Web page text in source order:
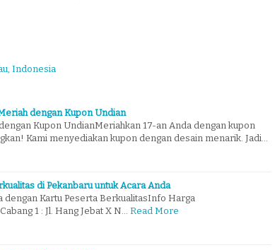
Indonesia
dengan Kupon Undian
Kupon UndianMeriahkan 17-an Anda dengan kupon
Kami menyediakan kupon dengan desain menarik. Jadi…
di Pekanbaru untuk Acara Anda
dengan Kartu Peserta BerkualitasInfo Harga
1 : Jl. Hang Jebat X N…
Read More